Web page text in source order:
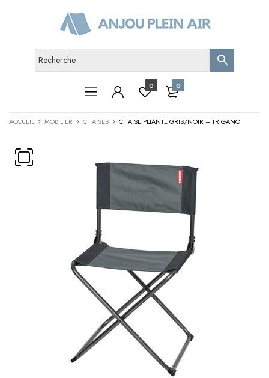
0 0
ACCUEIL MOBILIER CHAISES CHAISE PLIANTE GRIS/NOIR – TRIGANO